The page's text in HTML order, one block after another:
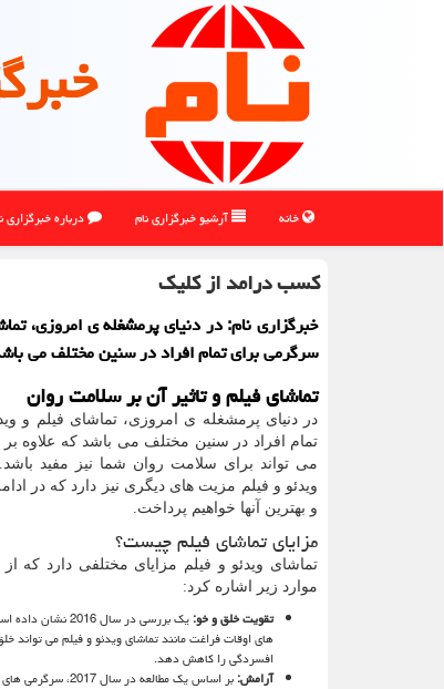
خانه آرشیو خبرگزاری نام درباره خبرگزاری
کسب درامد از کلیک
خبرگزاری نام: در دنیای پرمشغله ی امروزی،
سرگرمی برای تمام افراد در سنین مختلف می
تماشای فیلم و تاثیر آن بر سلامت روان
در دنیای پرمشغله ی امروزی، تماشای فیلم و
تمام افراد در سنین مختلف می باشد که علاوه
می تواند برای سلامت روان شما نیز مفید
ویدئو و فیلم مزیت های دیگری نیز دارد که در
و بهترین آنها خواهیم پرداخت.
مزایای تماشای فیلم چیست؟
تماشای ویدئو و فیلم مزایای مختلفی دارد که
موارد زیر اشاره کرد:
تقویت خلق و خو:
یک بررسی در سال
های اوقات فراغت مانند تماشای ویدئو و فیلم می تواند
افسردگی را کاهش دهد.
آرامش:بر اساس یک مطالعه در سال 2017، سرگرمی های لذت بخشی همچون تماشای ویدئو و اشتراک گذاری آن با دیگران می تواند باعث استراحت و آرامش در فرد شوند.